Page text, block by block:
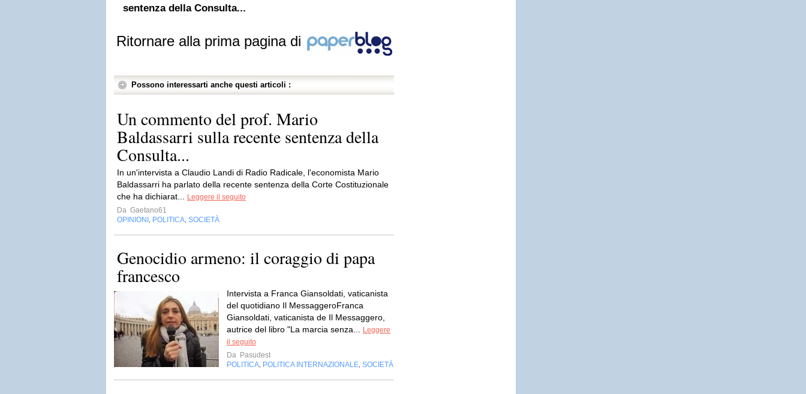
sentenza della Consulta...
Ritornare alla prima pagina di
Possono interessarti anche questi articoli :
Un commento del prof. Mario
Baldassarri sulla recente sentenza della
Consulta...
In un'intervista a Claudio Landi di Radio Radicale, l'economista Mario
Baldassarri ha parlato della recente sentenza della Corte Costituzionale
che ha dichiarat...
Leggere il seguito
Da Gaetano61
OPINIONI
POLITICA SOCIETÀ
Genocidio armeno: il coraggio di papa
francesco
Intervista a Franca Giansoldati, vaticanista
del quotidiano Il MessaggeroFranca
Giansoldati, vaticanista de Il Messaggero,
autrice del libro "La marcia senza...
Leggere
il seguito
Da Pasudest
POLITICA POLITICA INTERNAZIONALE SOCIETÀ